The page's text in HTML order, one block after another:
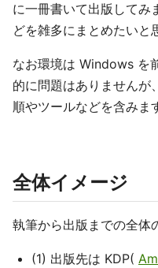
に一冊書いて出版してみ
どを雑多にまとめたいと
なお環境は Windows を
的に問題はありません
順やツールなどを含みま
全体イメージ
執筆から出版までの全体
(1) 出版先は KDP(